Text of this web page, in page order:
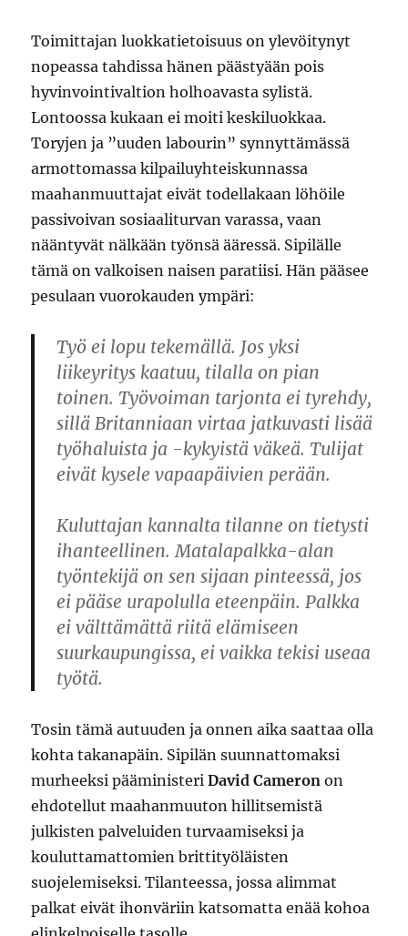
Toimittajan luokkatietoisuus on ylevöitynyt
nopeassa tahdissa hänen päästyään pois
hyvinvointivaltion holhoavasta sylistä.
Lontoossa kukaan ei moiti keskiluokkaa.
Toryjen ja ”uuden labourin” synnyttämässä
armottomassa kilpailuyhteiskunnassa
maahanmuuttajat eivät todellakaan löhöile
passivoivan sosiaaliturvan varassa, vaan
nääntyvät nälkään työnsä ääressä. Sipilälle
tämä on valkoisen naisen paratiisi. Hän pääsee
pesulaan vuorokauden ympäri:
Työ ei lopu tekemällä. Jos yksi
liikeyritys kaatuu, tilalla on pian
toinen. Työvoiman tarjonta ei tyrehdy,
sillä Britanniaan virtaa jatkuvasti lisää
työhaluista ja -kykyistä väkeä. Tulijat
eivät kysele vapaapäivien perään.
Kuluttajan kannalta tilanne on tietysti
ihanteellinen. Matalapalkka-alan
työntekijä on sen sijaan pinteessä, jos
ei pääse urapolulla eteenpäin. Palkka
ei välttämättä riitä elämiseen
suurkaupungissa, ei vaikka tekisi useaa
työtä.
Tosin tämä autuuden ja onnen aika saattaa olla
kohta takanapäin. Sipilän suunnattomaksi
murheeksi pääministeriDavid Cameron on
ehdotellut maahanmuuton hillitsemistä
julkisten palveluiden turvaamiseksi ja
kouluttamattomien brittityöläisten
suojelemiseksi. Tilanteessa, jossa alimmat
palkat eivät ihonväriin katsomatta enää kohoa